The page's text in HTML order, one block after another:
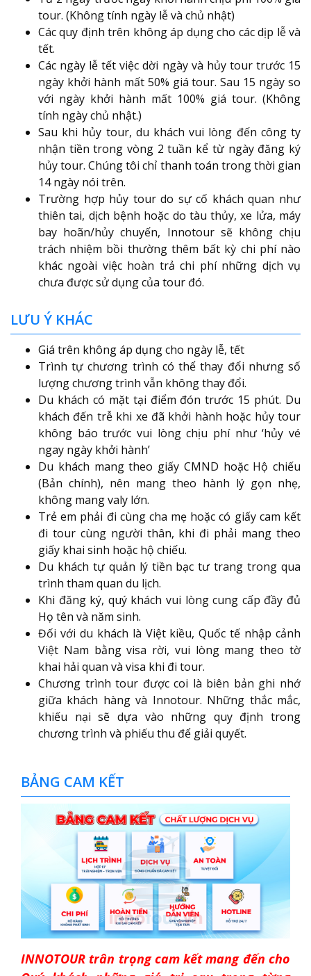
tour. (Không tính ngày lễ và chủ nhật)
Các quy định trên không áp dụng cho các dịp lễ và
tết.
Các ngày lễ tết việc dời ngày và hủy tour trước 15
ngày khởi hành mất 50% giá tour. Sau 15 ngày so
với ngày khởi hành mất 100% giá tour. (Không
tính ngày chủ nhật.)
Sau khi hủy tour, du khách vui lòng đến công ty
nhận tiền trong vòng 2 tuần kể từ ngày đăng ký
hủy tour. Chúng tôi chỉ thanh toán trong thời gian
14 ngày nói trên.
Trường hợp hủy tour do sự cố khách quan như
thiên tai, dịch bệnh hoặc do tàu thủy, xe lửa, máy
bay hoãn/hủy chuyến, Innotour sẽ không chịu
trách nhiệm bồi thường thêm bất kỳ chi phí nào
khác ngoài việc hoàn trả chi phí những dịch vụ
chưa được sử dụng của tour đó.
LƯU Ý KHÁC
Giá trên không áp dụng cho ngày lễ, tết
Trình tự chương trình có thể thay đổi nhưng số
lượng chương trình vẫn không thay đổi.
Du khách có mặt tại điểm đón trước 15 phút. Du
khách đến trễ khi xe đã khởi hành hoặc hủy tour
không báo trước vui lòng chịu phí như ‘hủy vé
ngay ngày khởi hành’
Du khách mang theo giấy CMND hoặc Hộ chiếu
(Bản chính), nên mang theo hành lý gọn nhẹ,
không mang valy lớn.
Trẻ em phải đi cùng cha mẹ hoặc có giấy cam kết
đi tour cùng người thân, khi đi phải mang theo
giấy khai sinh hoặc hộ chiếu.
Du khách tự quản lý tiền bạc tư trang trong qua
trình tham quan du lịch.
Khi đăng ký, quý khách vui lòng cung cấp đầy đủ
Họ tên và năm sinh.
Đối với du khách là Việt kiều, Quốc tế nhập cảnh
Việt Nam bằng visa rời, vui lòng mang theo tờ
khai hải quan và visa khi đi tour.
Chương trình tour được coi là biên bản ghi nhớ
giữa khách hàng và Innotour. Những thắc mắc,
khiếu nại sẽ dựa vào những quy định trong
chương trình và phiếu thu để giải quyết.
BẢNG CAM KẾT
INNOTOUR trân trọng cam kết mang đến cho